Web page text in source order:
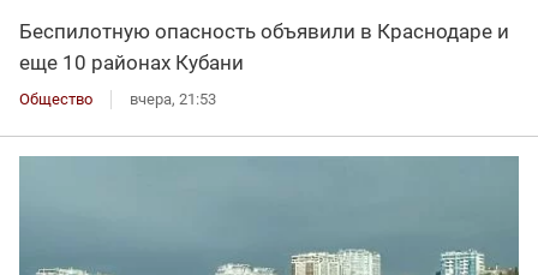
Беспилотную опасность объявили в Краснодаре и
еще 10 районах Кубани
Общество вчера, 21:53